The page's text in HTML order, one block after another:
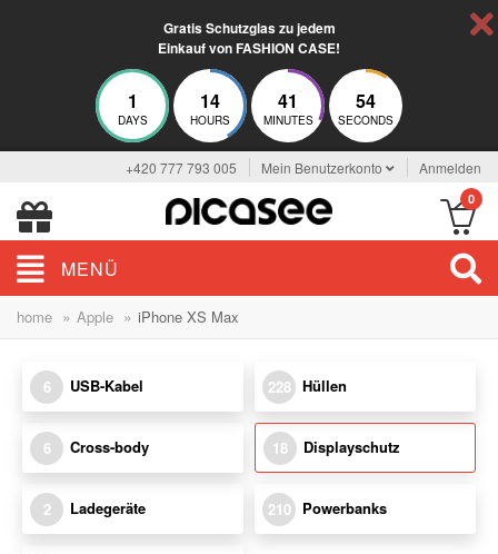
Gratis Schutzglas zu jedem
Einkauf von FASHION CASE!
1
DAYS
14
HOURS
41
MINUTES
53
SECONDS
+420 777 793 005 Mein Benutzerkonto Anmelden
0
MENÜ
home » Apple » iPhone XS Max
6 USB-Kabel 228 Hüllen
6 Cross-body 18 Displayschutz
2 Ladegeräte 210 Powerbanks